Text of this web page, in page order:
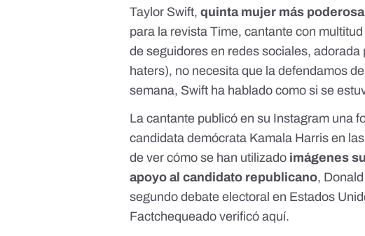
Taylor Swift,quinta mujer más
para la revista Time, cantante con
de seguidores en redes sociales,
haters), no necesita que la defendamos
semana, Swift ha hablado como si se
La cantante publicó en su Instagram una
candidata demócrata Kamala Harris en
de vercómo se han utilizado imágenes
apoyo al candidato republicano,
segundo debate electoral en Estados
Factchequeado verificó aquí.